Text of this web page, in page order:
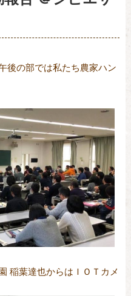
の部では私たち農家ハン
稲葉達也からはＩＯＴカメ